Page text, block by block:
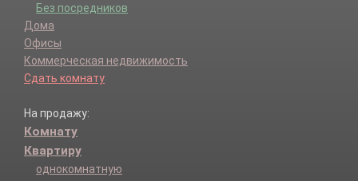
Без посредников
Дома
Офисы
Коммерческая недвижимость
Сдать комнату
На продажу:
Комнату
Квартиру
однокомнатную